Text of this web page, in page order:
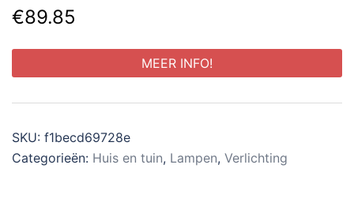
€89.85
MEER INFO!
SKU: f1becd69728e
Categorieën: Huis en tuin, Lampen, Verlichting